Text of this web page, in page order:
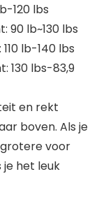
120 lbs
90 lb~130 lbs
lb-140 lbs
130 lbs-83,9
en rekt
boven. Als je
voor
het leuk